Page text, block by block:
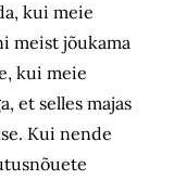
kui meie
meist jõukama
kui meie
et selles majas
Kui nende